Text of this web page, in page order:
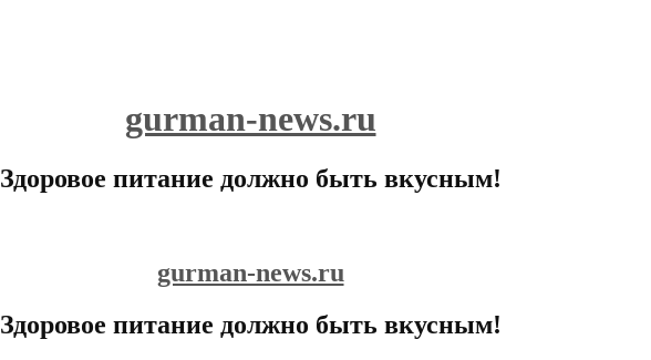
gurman-news.ru
Здоровое питание должно быть вкусным!
gurman-news.ru
Здоровое питание должно быть вкусным!